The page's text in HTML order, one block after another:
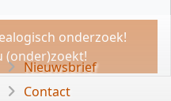
onderzoek!
(onder)zoekt!
Nieuwsbrief
Contact